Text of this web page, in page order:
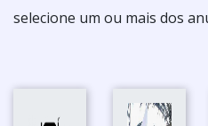
selecione um ou mais dos